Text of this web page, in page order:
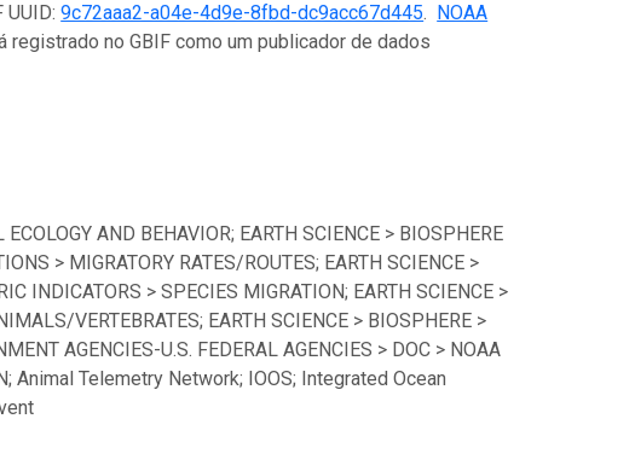
UUID:9c72aaa2-a04e-4d9e-8fbd-dc9acc67d445.
NOAA
registrado no GBIF como um publicador de dados
AND BEHAVIOR; EARTH SCIENCE > BIOSPHERE
> MIGRATORY RATES/ROUTES; EARTH SCIENCE >
INDICATORS > SPECIES MIGRATION; EARTH SCIENCE >
VERTEBRATES; EARTH SCIENCE > BIOSPHERE >
AGENCIES-U.S. FEDERAL AGENCIES > DOC > NOAA
Animal Telemetry Network; IOOS; Integrated Ocean